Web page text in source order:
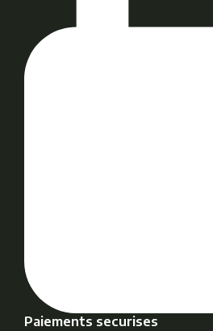
Paiements securises